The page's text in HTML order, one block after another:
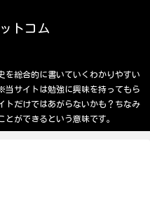
トコム
を総合的に書いていくわかりやすい
サイトは勉強に興味を持ってもら
トだけではあがらないかも？ちなみ
ができるという意味です。